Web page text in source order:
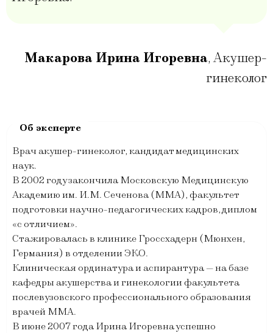
Макарова Ирина Игоревна,Акушер-
гинеколог
Врач акушер-гинеколог, кандидат медицинских
наук.
В 2002 году закончила Московскую Медицинскую
Академию им. И.М. Сеченова (ММА), факультет
подготовки научно-педагогических кадров, диплом
«с отличием».
Стажировалась в клинике Гроссхадерн (Мюнхен,
Германия) в отделении ЭКО.
Клиническая ординатура и аспирантура — на базе
кафедры акушерства и гинекологии факультета
послевузовского профессионального образования
врачей ММА.
В июне 2007 года Ирина Игоревна успешно